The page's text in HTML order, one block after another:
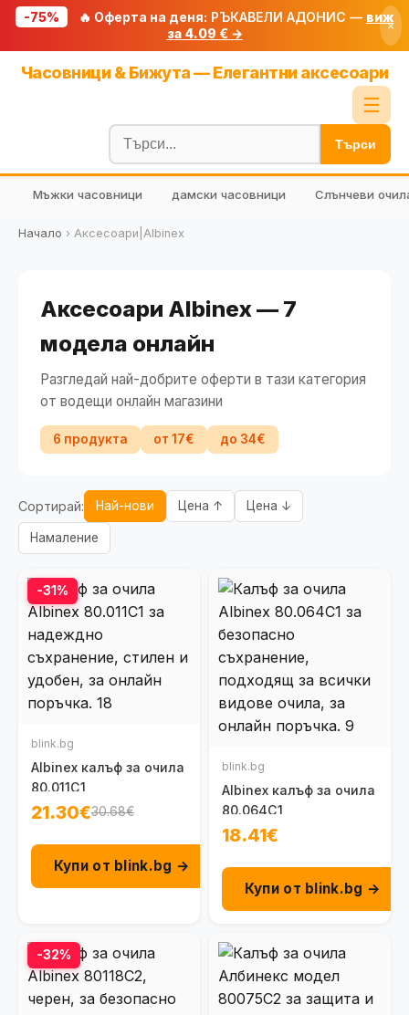
-75% 🔥 Оферта на деня: РЪКАВЕЛИ АДОНИС — виж
за 4.09 € →
×
Часовници & Бижута — Елегантни аксесоари
☰
Блог
🧮 Калкулатори
🔍 Намери продукт
🎁 Подарък
Търси
Мъжки часовници дамски часовници Слънчеви
Начало › Аксесоари|Albinex
Аксесоари Albinex — 7
модела онлайн
Разгледай най-добрите оферти в тази категория
от водещи онлайн магазини
6 продукта от 17€ до 34€
Сортирай: Най-нови Цена ↑ Цена ↓
Намаление
-31%
blink.bg
Albinex калъф за очила
80.011C1
21.30€30.68€
Купи от blink.bg →
blink.bg
Albinex калъф за очила
80.064C1
18.41€
Купи от blink.bg →
-32%